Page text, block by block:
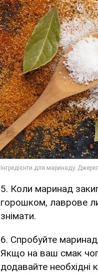
5. Коли маринад
горошком, лаврове
знімати.
6. Спробуйте
Якщо на ваш смак
додавайте